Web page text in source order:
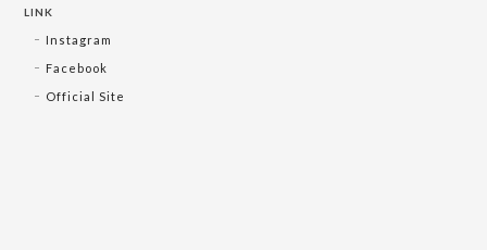
LINK
Instagram
Facebook
Official Site